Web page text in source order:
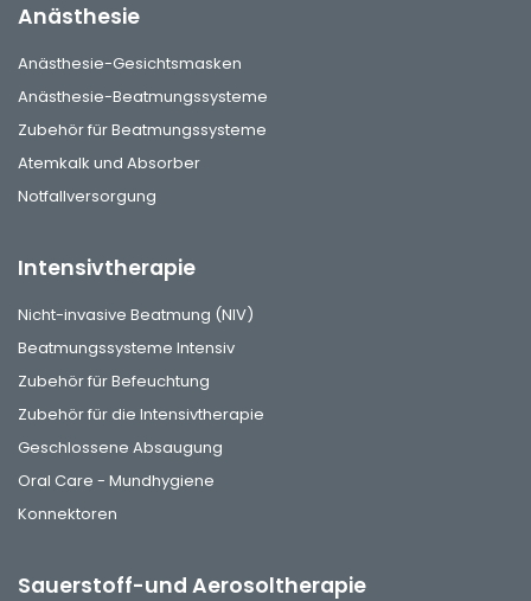
Anästhesie
Anästhesie-Gesichtsmasken
Anästhesie-Beatmungssysteme
Zubehör für Beatmungssysteme
Atemkalk und Absorber
Notfallversorgung
Intensivtherapie
Nicht-invasive Beatmung (NIV)
Beatmungssysteme Intensiv
Zubehör für Befeuchtung
Zubehör für die Intensivtherapie
Geschlossene Absaugung
Oral Care - Mundhygiene
Konnektoren
Sauerstoff-und Aerosoltherapie